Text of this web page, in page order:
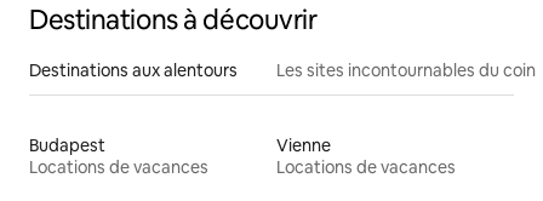
Destinations à découvrir
Destinations aux alentours Les sites incontournables du coin
Budapest
Locations de vacances
Vienne
Locations de vacances